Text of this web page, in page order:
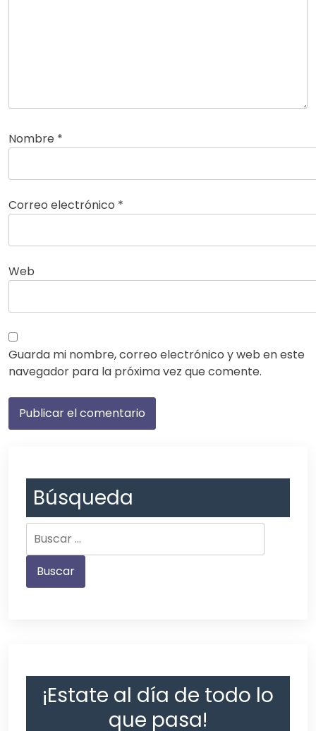
Nombre *
Correo electrónico *
Web
Guarda mi nombre, correo electrónico y web en este
navegador para la próxima vez que comente.
Búsqueda
¡Estate al día de todo lo
que pasa!